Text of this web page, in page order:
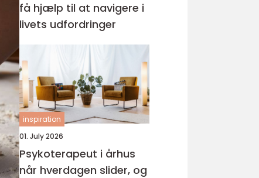
få hjælp til at navigere i
livets udfordringer
inspiration
01. July 2026
Psykoterapeut i århus
når hverdagen slider, og